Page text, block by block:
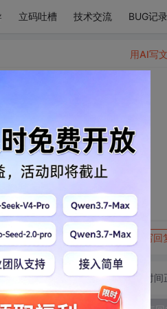
立码吐槽 技术交流 BUG记录
屏]
写回
用AI写
切换为时间